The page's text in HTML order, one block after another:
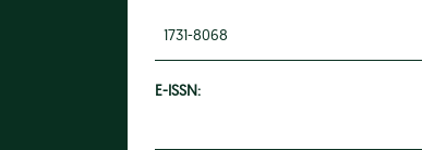
1731-8068
E-ISSN: